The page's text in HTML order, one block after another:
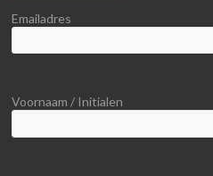
Emailadres
Voornaam / Initialen